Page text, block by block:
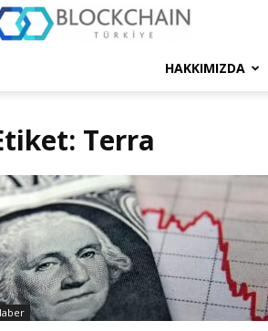
Türkiye
HAKKIMIZDA
Terra